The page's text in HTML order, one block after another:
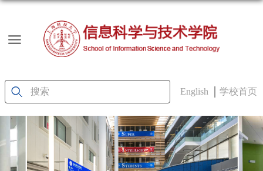
English 学校首页